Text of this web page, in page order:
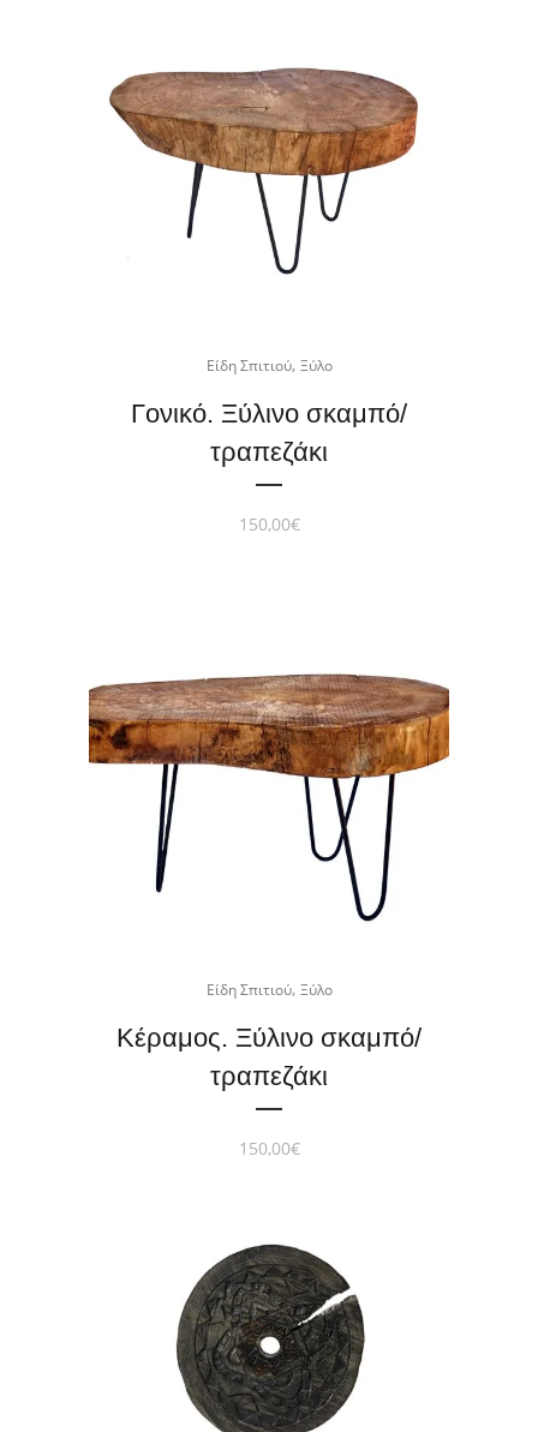
Είδη Σπιτιού, Ξύλο
Γονικό. Ξύλινο σκαμπό/
τραπεζάκι
150,00€
Είδη Σπιτιού, Ξύλο
Κέραμος. Ξύλινο σκαμπό/
τραπεζάκι
150,00€